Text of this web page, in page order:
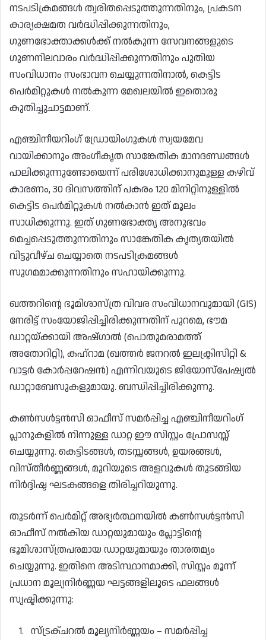
നടപടിക്രമങ്ങൾ ത്വരിതപ്പെടുത്തുന്നതിനും, പ്രകടന
കാര്യക്ഷമത വർദ്ധിപ്പിക്കുന്നതിനും,
ഗുണഭോക്താക്കൾക്ക് നൽകുന്ന സേവനങ്ങളുടെ
ഗുണനിലവാരം വർദ്ധിപ്പിക്കുന്നതിനും പുതിയ
സംവിധാനം സംഭാവന ചെയ്യുന്നതിനാൽ, കെട്ടിട
പെർമിറ്റുകൾ നൽകുന്ന മേഖലയിൽ ഇതൊരു
കുതിച്ചുചാട്ടമാണ്.
എഞ്ചിനീയറിംഗ് ഡ്രോയിംഗുകൾ സ്വയമേവ
വായിക്കാനും അംഗീകൃത സാങ്കേതിക മാനദണ്ഡങ്ങൾ
പാലിക്കുന്നുണ്ടോയെന്ന് പരിശോധിക്കാനുമുള്ള കഴിവ്
കാരണം, 30 ദിവസത്തിന് പകരം 120 മിനിറ്റിനുള്ളിൽ
കെട്ടിട പെർമിറ്റുകൾ നൽകാൻ ഇത് മൂലം
സാധിക്കുന്നു. ഇത് ഗുണഭോക്തൃ അനുഭവം
മെച്ചപ്പെടുത്തുന്നതിനും സാങ്കേതിക കൃത്യതയിൽ
വിട്ടുവീഴ്ച ചെയ്യാതെ നടപടിക്രമങ്ങൾ
സുഗമമാക്കുന്നതിനും സഹായിക്കുന്നു.
ഖത്തറിന്റെ ഭൂമിശാസ്ത്ര വിവര സംവിധാനവുമായി (GIS)
നേരിട്ട് സംയോജിപ്പിച്ചിരിക്കുന്നതിന് പുറമെ, ഭൗമ
ഡാറ്റയ്ക്കായി അഷ്ഗാൽ (പൊതുമരാമത്ത്
അതോറിറ്റി), കഹ്‌റാമ (ഖത്തർ ജനറൽ ഇലക്ട്രിസിറ്റി &
വാട്ടർ കോർപ്പറേഷൻ) എന്നിവയുടെ ജിയോസ്പേഷ്യൽ
ഡാറ്റാബേസുകളുമായു. ബന്ധിപ്പിച്ചിരിക്കുന്നു.
കൺസൾട്ടൻസി ഓഫീസ് സമർപ്പിച്ച എഞ്ചിനീയറിംഗ്
പ്ലാനുകളിൽ നിന്നുള്ള ഡാറ്റ ഈ സിസ്റ്റം പ്രോസസ്സ്
ചെയ്യുന്നു. കെട്ടിടങ്ങൾ, തടസ്സങ്ങൾ, ഉയരങ്ങൾ,
വിസ്തീർണ്ണങ്ങൾ, മുറിയുടെ അളവുകൾ തുടങ്ങിയ
നിർദ്ദിഷ്ട ഘടകങ്ങളെ തിരിച്ചറിയുന്നു.
തുടർന്ന് പെർമിറ്റ് അഭ്യർത്ഥനയിൽ കൺസൾട്ടൻസി
ഓഫീസ് നൽകിയ ഡാറ്റയുമായും പ്ലോട്ടിന്റെ
ഭൂമിശാസ്ത്രപരമായ ഡാറ്റയുമായും താരതമ്യം
ചെയ്യുന്നു. ഇതിനെ അടിസ്ഥാനമാക്കി, സിസ്റ്റം മൂന്ന്
പ്രധാന മൂല്യനിർണ്ണയ ഘട്ടങ്ങളിലൂടെ ഫലങ്ങൾ
സൃഷ്ടിക്കുന്നു:
1. സ്ട്രക്ചറൽ മൂല്യനിർണ്ണയം – സമർപ്പിച്ച